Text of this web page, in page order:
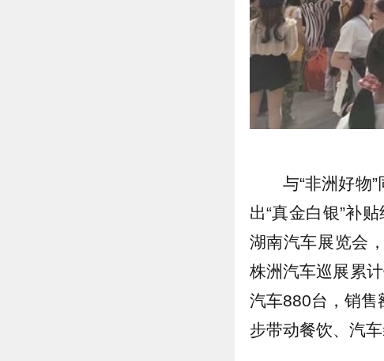
与“非洲好物
出“真金白银”补
湖南汽车展览会
株洲汽车巡展累
汽车880台，销售
步带动餐饮、汽